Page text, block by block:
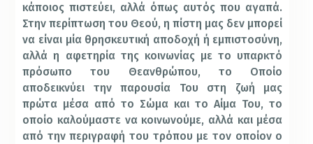
κάποιος πιστεύει, αλλά όπως αυτός που αγαπά.
Στην περίπτωση του Θεού, η πίστη μας δεν μπορεί
να είναι μία θρησκευτική αποδοχή ή εμπιστοσύνη,
αλλά η αφετηρία της κοινωνίας με το υπαρκτό
πρόσωπο του Θεανθρώπου, το Οποίο
αποδεικνύει την παρουσία Του στη ζωή μας
πρώτα μέσα από το Σώμα και το Αίμα Του, το
οποίο καλούμαστε να κοινωνούμε, αλλά και μέσα
από την περιγραφή του τρόπου με τον οποίον ο